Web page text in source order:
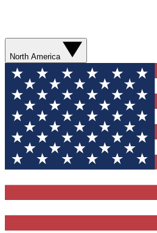
North America